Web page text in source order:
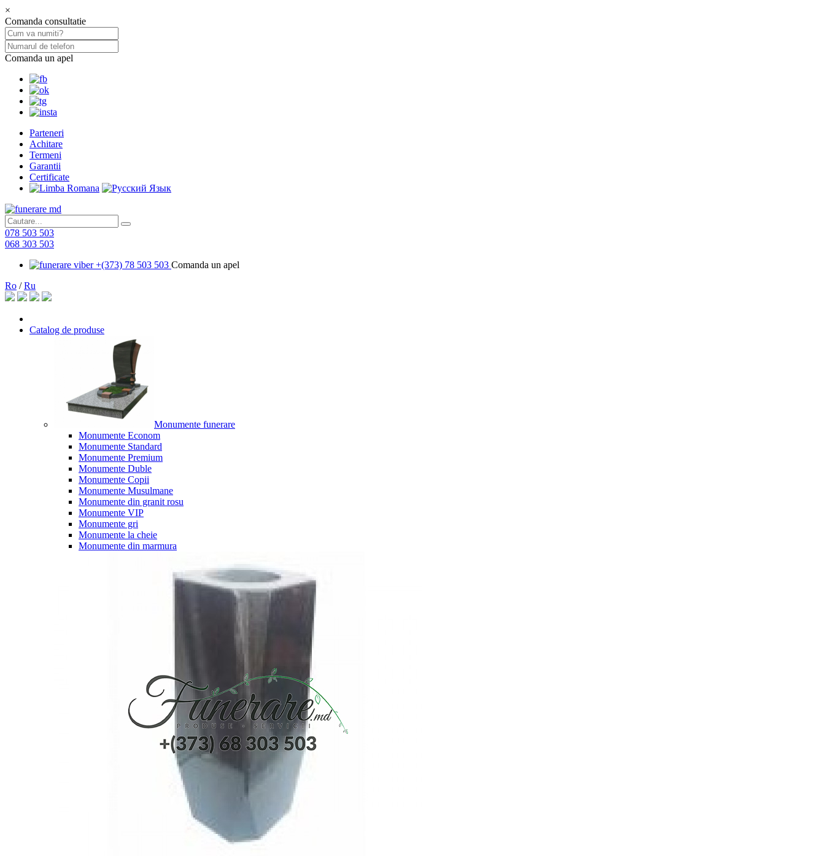
×
Comanda consultatie
Comanda un apel
Parteneri
Achitare
Termeni
Garantii
Certificate
078 503 503
068 303 503
+(373) 78 503 503 Comanda un apel
Ro /Ru
Catalog de produse
Monumente funerare
Monumente Econom
Monumente Standard
Monumente Premium
Monumente Duble
Monumente Copii
Monumente Musulmane
Monumente din granit rosu
Monumente VIP
Monumente gri
Monumente la cheie
Monumente din marmura